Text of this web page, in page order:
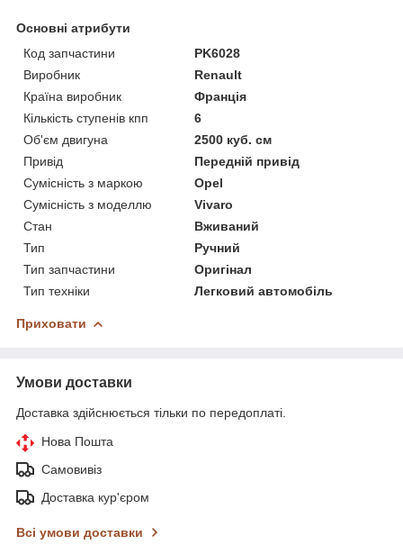
Основні атрибути
Код запчастини
PK6028
Виробник
Renault
Країна виробник
Франція
Кількість ступенів кпп
6
Об'єм двигуна
2500 куб. см
Привід
Передній привід
Сумісність з маркою
Opel
Сумісність з моделлю
Vivaro
Стан
Вживаний
Тип
Ручний
Тип запчастини
Оригінал
Тип техніки
Легковий автомобіль
Приховати
Умови доставки
Доставка здійснюється тільки по передоплаті.
Нова Пошта
Самовивіз
Доставка кур'єром
Всі умови доставки